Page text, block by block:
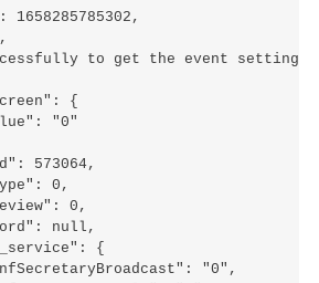
1658285785302,
to get the event
{
"0"
573064,
0,
0,
null,
{
"0",